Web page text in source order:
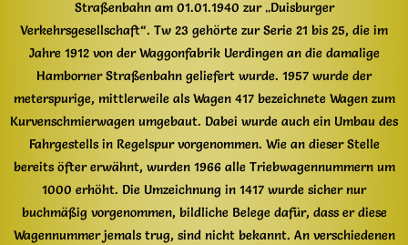
Straßenbahn am 01.01.1940 zur „Duisburger
Verkehrsgesellschaft“. Tw 23 gehörte zur Serie 21 bis 25, die im
Jahre 1912 von der Waggonfabrik Uerdingen an die damalige
Hamborner Straßenbahn geliefert wurde. 1957 wurde der
meterspurige, mittlerweile als Wagen 417 bezeichnete Wagen zum
Kurvenschmierwagen umgebaut. Dabei wurde auch ein Umbau des
Fahrgestells in Regelspur vorgenommen. Wie an dieser Stelle
bereits öfter erwähnt, wurden 1966 alle Triebwagennummern um
1000 erhöht. Die Umzeichnung in 1417 wurde sicher nur
buchmäßig vorgenommen, bildliche Belege dafür, dass er diese
Wagennummer jemals trug, sind nicht bekannt. An verschiedenen